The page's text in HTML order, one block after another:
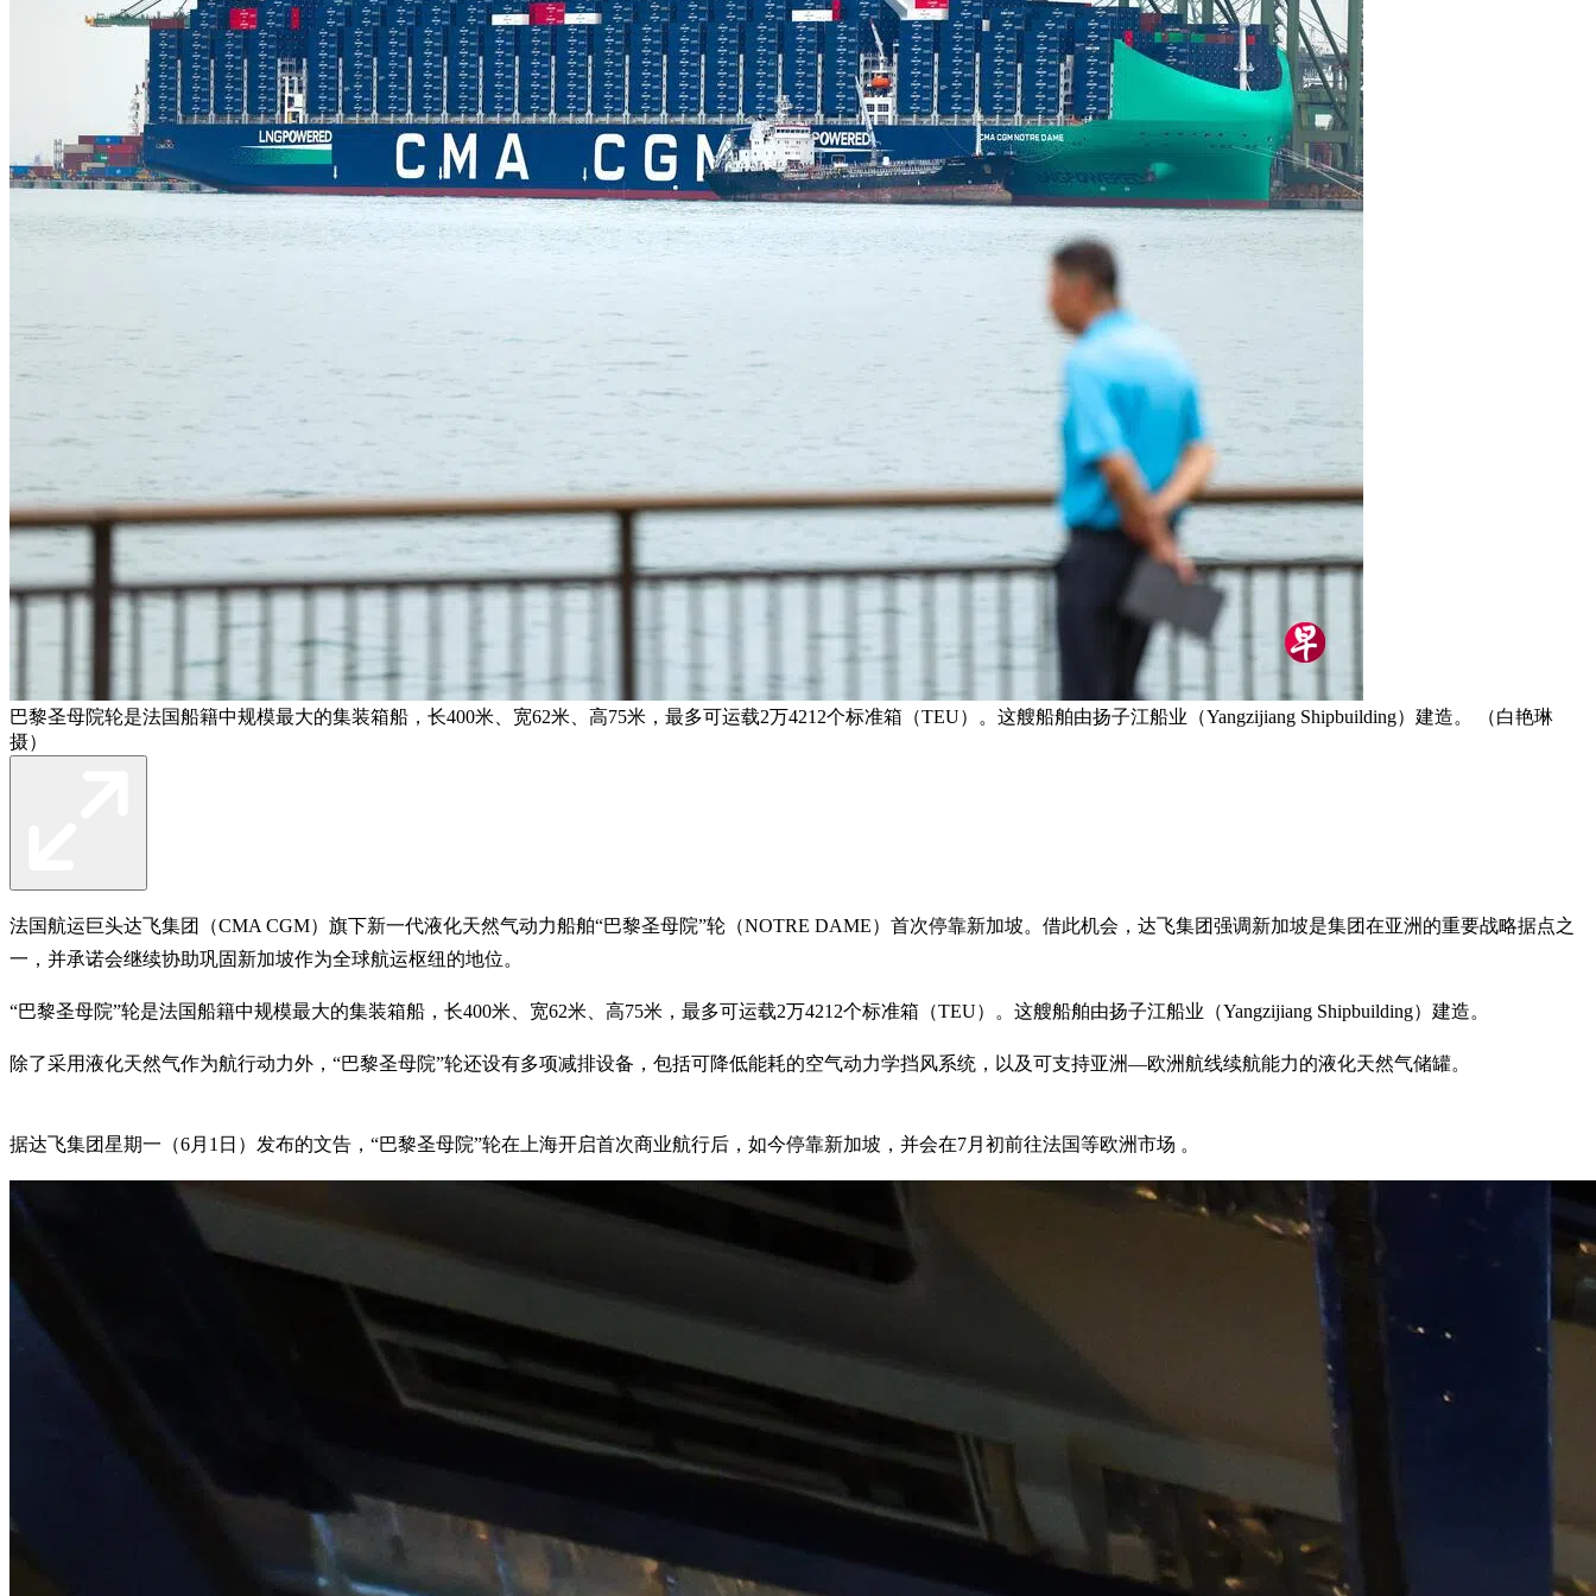
巴黎圣母院轮是法国船籍中规模最大的集装箱船，长400米、宽62米、高75米，最多可运载2万4212个标准箱（TEU）。这艘船舶由扬子江船业（Yangzijiang Shipbuilding）建造。 （白艳琳
摄）
法国航运巨头达飞集团（CMA CGM）旗下新一代液化天然气动力船舶“巴黎圣母院”轮（NOTRE DAME）首次停靠新加坡。借此机会，达飞集团强调新加坡是集团在亚洲的重要战略据点之
一，并承诺会继续协助巩固新加坡作为全球航运枢纽的地位。
“巴黎圣母院”轮是法国船籍中规模最大的集装箱船，长400米、宽62米、高75米，最多可运载2万4212个标准箱（TEU）。这艘船舶由扬子江船业（Yangzijiang Shipbuilding）建造。
除了采用液化天然气作为航行动力外，“巴黎圣母院”轮还设有多项减排设备，包括可降低能耗的空气动力学挡风系统，以及可支持亚洲—欧洲航线续航能力的液化天然气储罐。
据达飞集团星期一（6月1日）发布的文告，“巴黎圣母院”轮在上海开启首次商业航行后，如今停靠新加坡，并会在7月初前往法国等欧洲市场 。